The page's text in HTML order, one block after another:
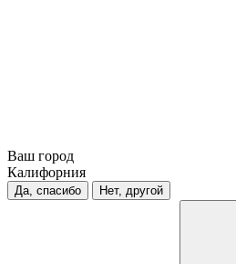
Ваш город
Калифорния
Да, спасибо Нет, другой